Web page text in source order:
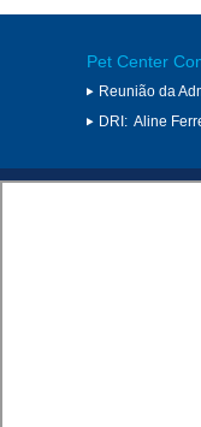
Pet Center
Reunião da
DRI: Aline